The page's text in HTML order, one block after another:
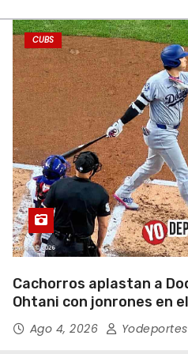
CUBS
Cachorros aplastan a
Ohtani con jonrones en
FieldAgo 4, 2026 Yodeportes